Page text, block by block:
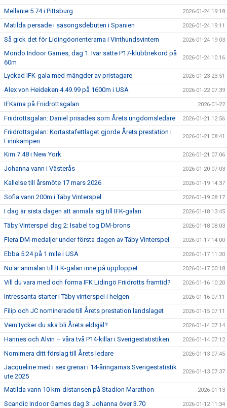
Mellanie 5.74 i Pittsburg 2026-01-24 19:18
Matilda persade i säsongsdebuten i Spanien 2026-01-24 19:11
Så gick det för Lidingöorienterarna i Vinthundsvintern 2026-01-24 19:03
Mondo Indoor Games, dag 1: Ivar satte P17-klubbrekord på
60m
2026-01-24 10:16
Lyckad IFK-gala med mängder av pristagare 2026-01-23 23:51
Alex von Heideken 4.49.99 på 1600m i USA 2026-01-22 07:39
IFKarna på Friidrottsgalan 2026-01-22
Friidrottsgalan: Daniel prisades som Årets ungdomsledare 2026-01-21 12:56
Friidrottsgalan: Kortastafettlaget gjorde Årets prestation i
Finnkampen
2026-01-21 08:41
Kim 7.48 i New York 2026-01-21 07:06
Johanna vann i Västerås 2026-01-20 07:03
Kallelse till årsmöte 17 mars 2026 2026-01-19 14:37
Sofia vann 200m i Täby Vinterspel 2026-01-19 08:17
I dag är sista dagen att anmäla sig till IFK-galan 2026-01-18 13:45
Täby Vinterspel dag 2: Isabel tog DM-brons 2026-01-18 08:03
Flera DM-medaljer under första dagen av Täby Vinterspel 2026-01-17 14:00
Ebba 5:24 på 1 mile i USA 2026-01-17 11:20
Nu är anmälan till IFK-galan inne på upploppet 2026-01-17 00:18
Vill du vara med och forma IFK Lidingö Friidrotts framtid? 2026-01-16 10:20
Intressanta starter i Täby vinterspel i helgen 2026-01-16 07:11
Filip och JC nominerade till Årets prestation landslaget 2026-01-15 07:11
Vem tycker du ska bli Årets eldsjäl? 2026-01-14 07:14
Hannes och Alvin – våra två P14-killar i Sverigestatistiken 2026-01-14 07:12
Nomimera ditt förslag till Årets ledare 2026-01-13 07:45
Jacqueline med i sex grenar i 14-åringarnas Sverigestatistik
ute 2025
2026-01-13 07:37
Matilda vann 10 km-distansen på Stadion Marathon 2026-01-13
Scandic Indoor Games dag 3: Johanna över 3.70 2026-01-12 11:34